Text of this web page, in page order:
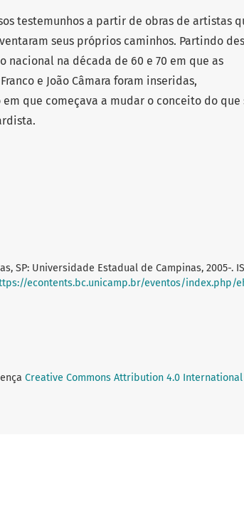
testemunhos a partir de obras de artistas
seus próprios caminhos. Partindo
na década de 60 e 70 em que as
e João Câmara foram inseridas,
que começava a mudar o conceito do que
SP: Universidade Estadual de Campinas, 2005-.
econtents.bc.unicamp.br/eventos/index.php/
Creative Commons Attribution 4.0 International